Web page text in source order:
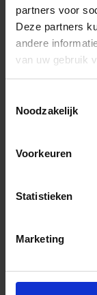
partners voor
Deze partners
andere
van uw gebruik
Noodzakelijk
Voorkeuren
Statistieken
Marketing